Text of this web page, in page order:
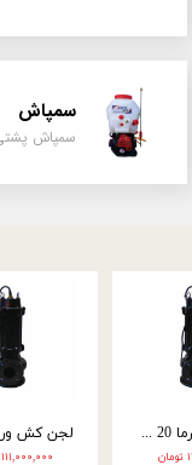
سمپاش
۲۴,۸۰۰,۰۰۰ تومان
موتور پمپ طرح روبین 2 اینچ مدل RO02